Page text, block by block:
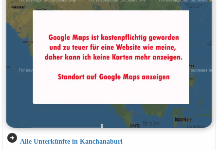
arrow_circle_right Alle Unterkünfte in Kanchanaburi